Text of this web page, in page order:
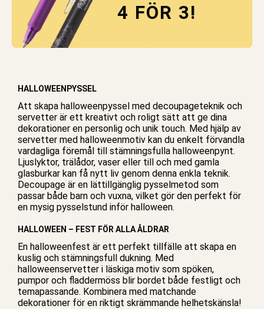
4 FÖR 3!
HALLOWEENPYSSEL
Att skapa halloweenpyssel med decoupageteknik och
servetter är ett kreativt och roligt sätt att ge dina
dekorationer en personlig och unik touch. Med hjälp av
servetter med halloweenmotiv kan du enkelt förvandla
vardagliga föremål till stämningsfulla halloweenpynt.
Ljuslyktor, trälådor, vaser eller till och med gamla
glasburkar kan få nytt liv genom denna enkla teknik.
Decoupage är en lättillgänglig pysselmetod som
passar både barn och vuxna, vilket gör den perfekt för
en mysig pysselstund inför halloween.
HALLOWEEN – FEST FÖR ALLA ÅLDRAR
En halloweenfest är ett perfekt tillfälle att skapa en
kuslig och stämningsfull dukning. Med
halloweenservetter i läskiga motiv som spöken,
pumpor och fladdermöss blir bordet både festligt och
temapassande. Kombinera med matchande
dekorationer för en riktigt skrämmande helhetskänsla!